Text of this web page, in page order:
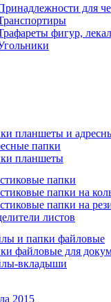
для
фигур,
планшеты и
папки
планшеты
папки
папки на
папки на
листов
и папки файловые
файловые для
вкладыши
2015